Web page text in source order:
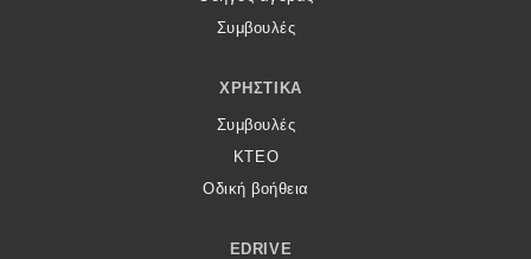
Συμβουλές
ΧΡΗΣΤΙΚΆ
Συμβουλές
ΚΤΕΟ
Οδική βοήθεια
EDRIVE